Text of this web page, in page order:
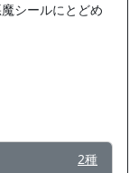
シールにとどめ
2種